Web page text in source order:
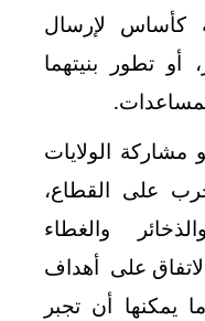
كأساس لإرسال
أو تطور بنيتهما
مشاركة الولايات
على القطاع،
والغطاء
على أهداف
يمكنها أن تجبر